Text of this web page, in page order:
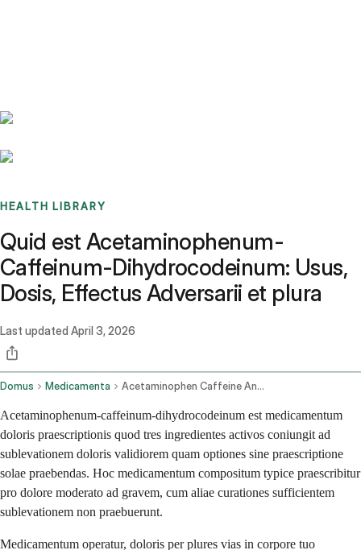
HEALTH LIBRARY
Quid est Acetaminophenum-
Caffeinum-Dihydrocodeinum: Usus,
Dosis, Effectus Adversarii et plura
Last updated April 3, 2026
Domus Medicamenta Acetaminophen Caffeine And Dihydrocodeine Oral Route
Acetaminophenum-caffeinum-dihydrocodeinum est medicamentum
doloris praescriptionis quod tres ingredientes activos coniungit ad
sublevationem doloris validiorem quam optiones sine praescriptione
solae praebendas. Hoc medicamentum compositum typice praescribitur
pro dolore moderato ad gravem, cum aliae curationes sufficientem
sublevationem non praebuerunt.
Medicamentum operatur, doloris per plures vias in corpore tuo